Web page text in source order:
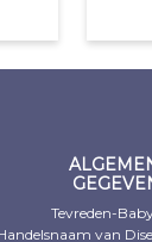
Tevreden-
van